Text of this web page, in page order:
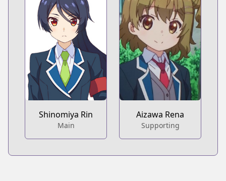
Shinomiya Rin
Main
Aizawa Rena
Supporting